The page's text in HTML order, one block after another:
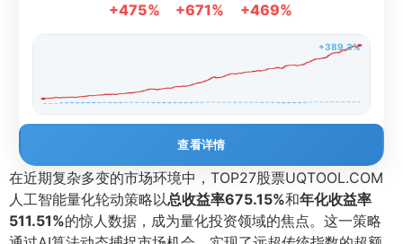
+475% +671% +469%
+389.3%
查看详情
在近期复杂多变的市场环境中，TOP27股票UQTOOL.COM
人工智能量化轮动策略以总收益率675.15%和年化收益率
511.51%的惊人数据，成为量化投资领域的焦点。这一策略